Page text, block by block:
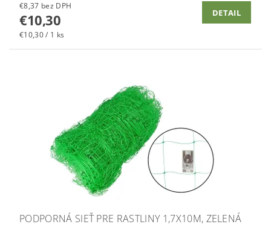
€8,37 bez DPH
€10,30
€10,30 / 1 ks
DETAIL
PODPORNÁ SIEŤ PRE RASTLINY 1,7X10M, ZELENÁ